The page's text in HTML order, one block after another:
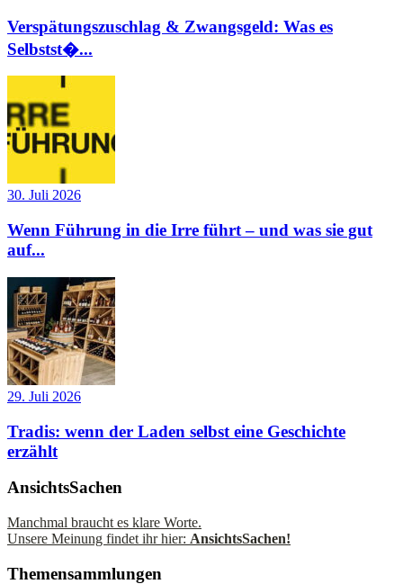
Verspätungszuschlag & Zwangsgeld: Was es
Selbstst�...
30. Juli 2026
Wenn Führung in die Irre führt – und was sie gut
auf...
29. Juli 2026
Tradis: wenn der Laden selbst eine Geschichte
erzählt
AnsichtsSachen
Manchmal braucht es klare Worte.
Unsere Meinung findet ihr hier: AnsichtsSachen!
Themensammlungen